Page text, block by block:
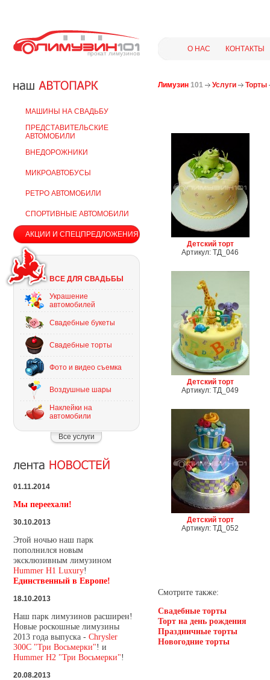
прокат лимузинов
О НАС КОНТАКТЫ
МАШИНЫ НА СВАДЬБУ
ПРЕДСТАВИТЕЛЬСКИЕ
АВТОМОБИЛИ
ВНЕДОРОЖНИКИ
МИКРОАВТОБУСЫ
РЕТРО АВТОМОБИЛИ
СПОРТИВНЫЕ АВТОМОБИЛИ
АКЦИИ И СПЕЦПРЕДЛОЖЕНИЯ
ВСЕ ДЛЯ СВАДЬБЫ
Украшение
автомобилей
Свадебные букеты
Свадебные торты
Фото и видео съемка
Воздушные шары
Наклейки на
автомобили
Все услуги
01.11.2014
Мы переехали!
30.10.2013
Этой ночью наш парк
пополнился новым
эксклюзивным лимузином
Hummer H1 Luxury!
Единственный в Европе!
18.10.2013
Наш парк лимузинов расширен!
Новые роскошные лимузины
2013 года выпуска - Chrysler
300C "Три Восьмерки"! и
Hummer H2 "Три Восьмерки"!
20.08.2013
Лимузин 101 Услуги Торты
Детский торт
Артикул: ТД_046
Детский торт
Артикул: ТД_049
Детский торт
Артикул: ТД_052
Смотрите также:
Свадебные торты
Торт на день рождения
Праздничные торты
Новогодние торты